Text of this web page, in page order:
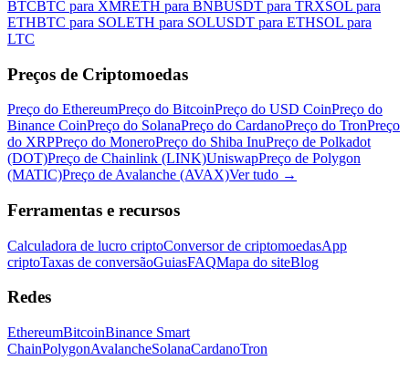
BTCBTC para XMRETH para BNBUSDT para TRXSOL para
ETHBTC para SOLETH para SOLUSDT para ETHSOL para
LTC
Preços de Criptomoedas
Preço do EthereumPreço do BitcoinPreço do USD CoinPreço do
Binance CoinPreço do SolanaPreço do CardanoPreço do TronPreço
do XRPPreço do MoneroPreço do Shiba InuPreço de Polkadot
(DOT)Preço de Chainlink (LINK)UniswapPreço de Polygon
(MATIC)Preço de Avalanche (AVAX)Ver tudo →
Ferramentas e recursos
Calculadora de lucro criptoConversor de criptomoedasApp
criptoTaxas de conversãoGuiasFAQMapa do siteBlog
Redes
EthereumBitcoinBinance Smart
ChainPolygonAvalancheSolanaCardanoTron